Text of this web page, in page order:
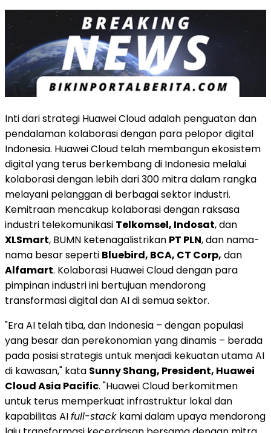
Inti dari strategi Huawei Cloudadalah penguatan dan
pendalaman kolaborasi dengan para pelopor digital
Indonesia. Huawei Cloud telah membangun ekosistem
digital yang terus berkembang di Indonesia melalui
kolaborasi dengan lebih dari 300 mitra dalam rangka
melayani pelanggan di berbagai sektor industri.
Kemitraan mencakup kolaborasi dengan raksasa
industri telekomunikasi Telkomsel, Indosat, dan
XLSmart, BUMN ketenagalistrikan PT PLN, dan nama-
nama besar seperti Bluebird, BCA, CT Corp, dan
Alfamart. Kolaborasi Huawei Cloud dengan para
pimpinan industri ini bertujuan mendorong
transformasi digital danAI disemua sektor.
"Era AI telah tiba, dan Indonesia – dengan populasi
yang besar dan perekonomian yang dinamis – berada
pada posisi strategis untuk menjadi kekuatan utamaAI
di kawasan," kata Sunny Shang, President, Huawei
Cloud Asia Pacific. "Huawei Cloud berkomitmen
untuk terus memperkuat infrastruktur lokal dan
kapabilitas AIfull-stack kami dalam upaya mendorong